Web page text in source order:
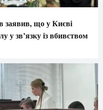
заявив, що у Києві
у зв’язку із вбивством